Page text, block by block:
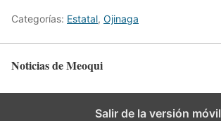
Categorías: Estatal, Ojinaga
Noticias de Meoqui
Salir de la versión móvil